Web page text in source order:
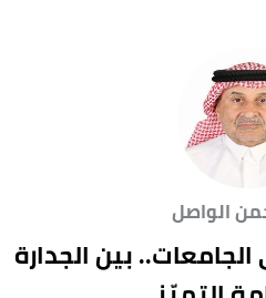
الواصل
بين الجدارة